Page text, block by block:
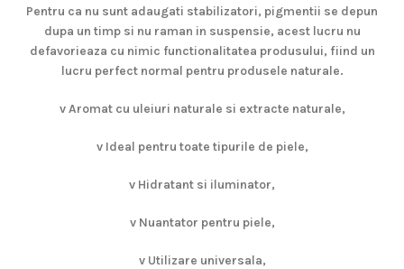
Pentru ca nu sunt adaugati stabilizatori, pigmentii se depun
dupa un timp si nu raman in suspensie, acest lucru nu
defavorieaza cu nimic functionalitatea produsului, fiind un
lucru perfect normal pentru produsele naturale.
v Aromat cu uleiuri naturale si extracte naturale,
v Ideal pentru toate tipurile de piele,
v Hidratant si iluminator,
v Nuantator pentru piele,
v Utilizare universala,